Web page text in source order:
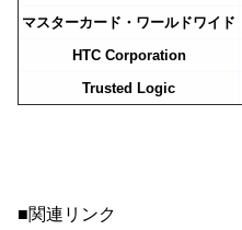
マスターカード・ワールドワイド
HTC Corporation
Trusted Logic
■関連リンク